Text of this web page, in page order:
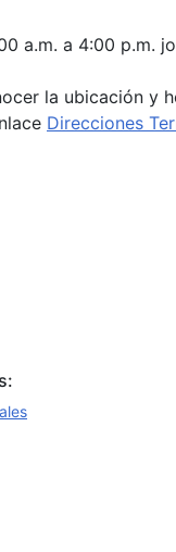
a.m. a 4:00 p.m.
la ubicación y
Direcciones